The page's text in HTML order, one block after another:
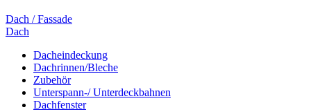
Dach / Fassade
Dach
Dacheindeckung
Dachrinnen/Bleche
Zubehör
Unterspann-/ Unterdeckbahnen
Dachfenster